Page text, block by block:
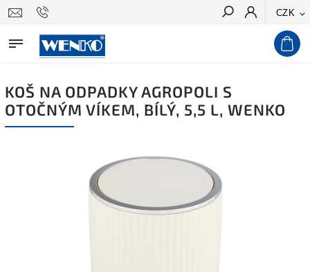
CZK
Hledat
KOŠ NA ODPADKY AGROPOLI S
OTOČNÝM VÍKEM, BÍLÝ, 5,5 L, WENKO